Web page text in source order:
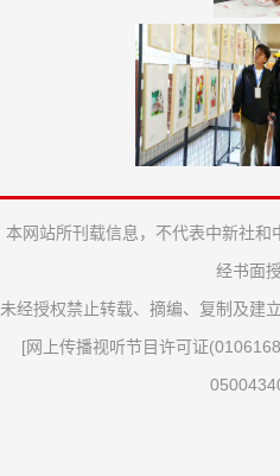
本网站所刊载信息，不代表中新社
经书面授
未经授权禁止转载、摘编、复制及建
[网上传播视听节目许可证